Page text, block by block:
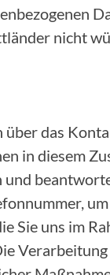
nicht
das
in diesem
Sie uns im